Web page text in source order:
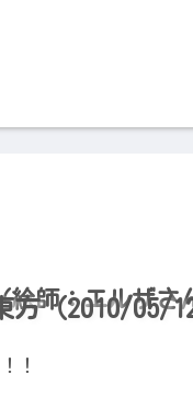
方（2010/05/
絵師：エルザさ
！